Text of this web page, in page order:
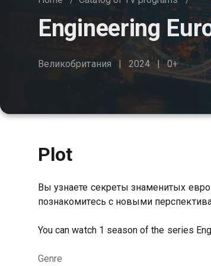
Engineering
Великобритания 2024 0+
Plot
Вы узнаете секреты знаменитых
познакомитесь с новыми
You can watch 1 season of the series
Genre